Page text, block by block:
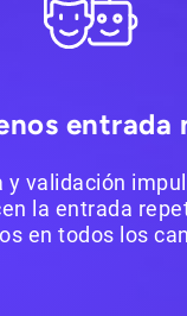
entrada
y validación
la entrada
en todos los